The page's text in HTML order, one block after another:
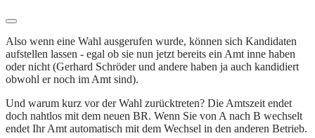
Also wenn eine Wahl ausgerufen wurde, können sich Kandidaten
aufstellen lassen - egal ob sie nun jetzt bereits ein Amt inne haben
oder nicht (Gerhard Schröder und andere haben ja auch kandidiert
obwohl er noch im Amt sind).
Und warum kurz vor der Wahl zurücktreten? Die Amtszeit endet
doch nahtlos mit dem neuen BR. Wenn Sie von A nach B wechselt
endet Ihr Amt automatisch mit dem Wechsel in den anderen Betrieb.